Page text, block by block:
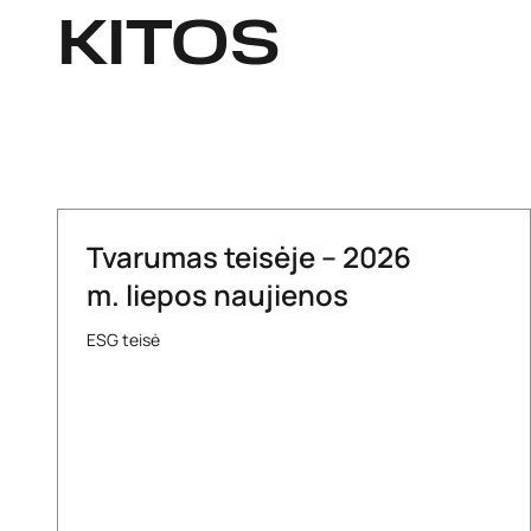
KITOS
Tvarumas teisėje – 2026
m. liepos naujienos
ESG teisė